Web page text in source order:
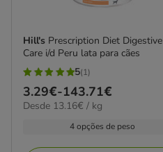
Hill's Prescription Diet Digestive
Care i/d Peru lata para cães
5
estrelas
com
avaliações
5(1)
Preço
de
3.29€-143.71€
13.16€
Desde 13.16€ / kg
4 opções de peso